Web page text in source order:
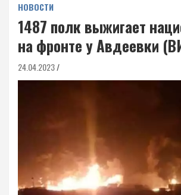
НОВОСТИ
1487 полк выжигает
на фронте у Авдеевки
24.04.2023